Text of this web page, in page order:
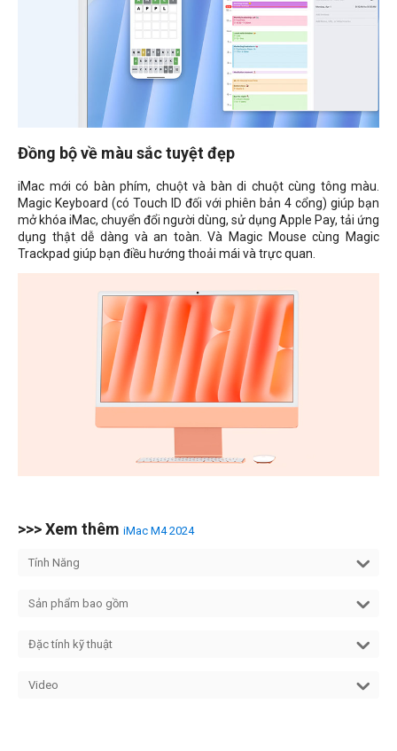
Đồng bộ về màu sắc tuyệt đẹp
iMac mới có bàn phím, chuột và bàn di chuột cùng tông màu.
Magic Keyboard (có Touch ID đối với phiên bản 4 cổng) giúp bạn
mở khóa iMac, chuyển đổi người dùng, sử dụng Apple Pay, tải ứng
dụng thật dễ dàng và an toàn. Và Magic Mouse cùng Magic
Trackpad giúp bạn điều hướng thoải mái và trực quan.
>>> Xem thêm iMac M4 2024
Tính Năng
Sản phẩm bao gồm
Đặc tính kỹ thuật
Video